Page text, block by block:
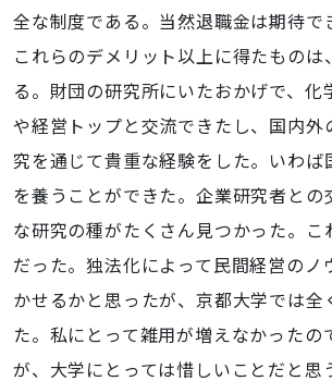
全な制度である。当然退職金は期待で
これらのデメリット以上に得たものは
る。財団の研究所にいたおかげで、化
や経営トップと交流できたし、国内外
究を通じて貴重な経験をした。いわば
を養うことができた。企業研究者との
な研究の種がたくさん見つかった。こ
だった。独法化によって民間経営のノ
かせるかと思ったが、京都大学では全
た。私にとって雑用が増えなかったの
が、大学にとっては惜しいことだと思